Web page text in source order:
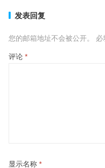
发表回复
您的邮箱地址不会被公开。 必
评论 *
显示名称 *